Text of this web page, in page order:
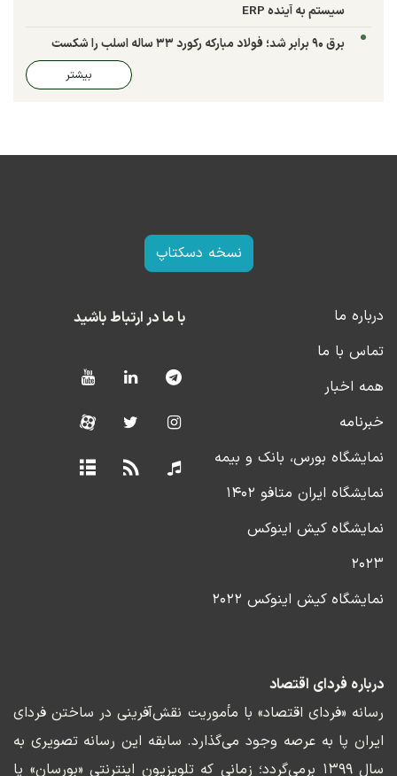
سیستم به آینده ERP
برق ۹۰ برابر شد؛ فولاد مبارکه رکورد ۳۳ ساله اسلب را شکست
بیشتر
نسخه دسکتاپ
درباره ما
تماس با ما
همه اخبار
خبرنامه
نمایشگاه بورس، بانک و بیمه
نمایشگاه ایران متافو ۱۴۰۲
نمایشگاه کیش اینوکس
۲۰۲۳
نمایشگاه کیش اینوکس ۲۰۲۲
با ما در ارتباط باشید
درباره فردای اقتصاد
رسانه «فردای اقتصاد» با مأموریت نقش‌آفرینی در ساختن فردای
ایران پا به عرصه وجود می‌گذارد. سابقه این رسانه تصویری به
سال ۱۳۹۹ برمی‌گردد؛ زمانی که تلویزیون اینترنتی «بورسان» پا